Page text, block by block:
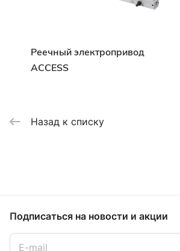
Реечный электропривод
ACCESS
Назад к списку
Подписаться на новости и акции